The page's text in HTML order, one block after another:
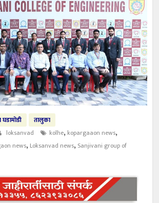
घडामोडी
तालुका
loksanvad kolhe, kopargaaon news,
news, Loksanvad news, Sanjivani group of